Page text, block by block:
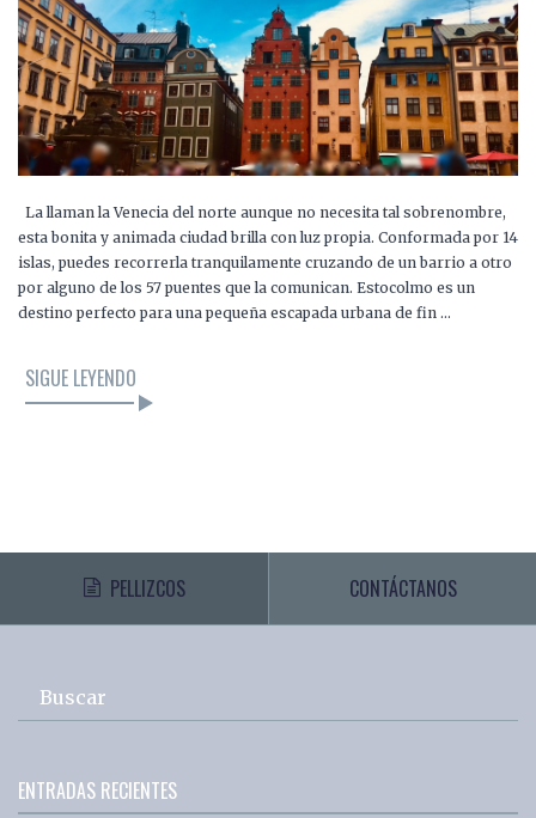
La llaman la Venecia del norte aunque no necesita tal sobrenombre,
esta bonita y animada ciudad brilla con luz propia. Conformada por 14
islas, puedes recorrerla tranquilamente cruzando de un barrio a otro
por alguno de los 57 puentes que la comunican. Estocolmo es un
destino perfecto para una pequeña escapada urbana de fin …
SIGUE LEYENDO
PELLIZCOS CONTÁCTANOS
Buscar
ENTRADAS RECIENTES